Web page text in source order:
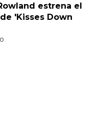
estrena el
'Kisses Down